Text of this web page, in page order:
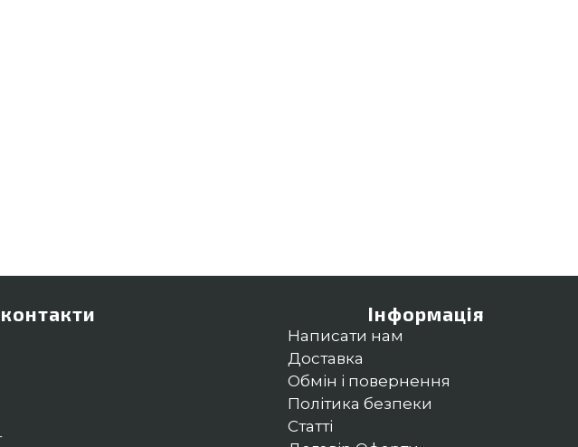
Інформація
Написати нам
Доставка
Обмін і повернення
Політика безпеки
Статті